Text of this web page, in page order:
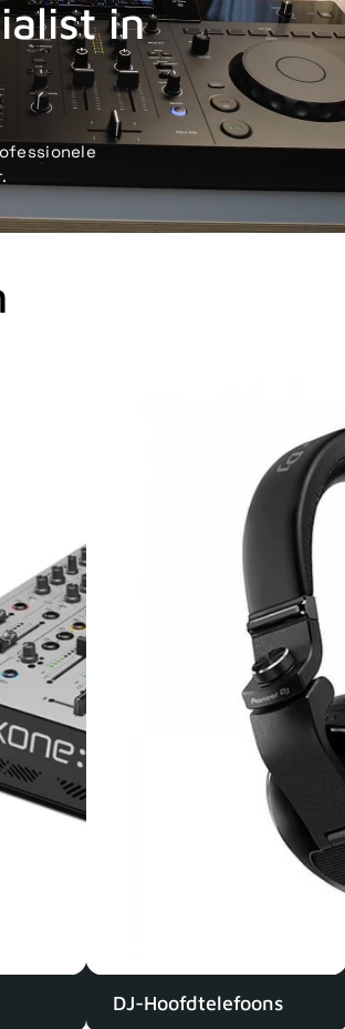
in
DJ-Hoofdtelefoons